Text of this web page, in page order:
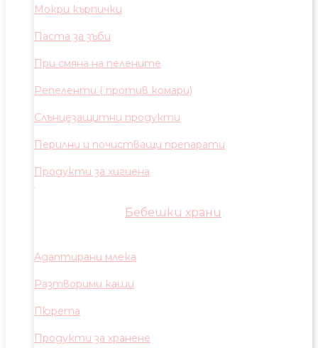
Мокри кърпички
Паста за зъби
При смяна на пелените
Репеленти ( против комари)
Слънцезащитни продукти
Перилни и почистващи препарати
Продукти за хигиена
Бебешки храни
Адаптирани млека
Разтворими каши
Пюрета
Продукти за хранене